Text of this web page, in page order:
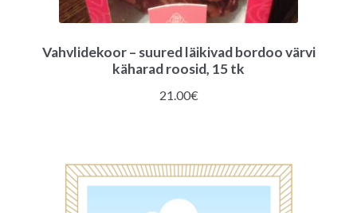
Vahvlidekoor – suured läikivad bordoo värvi
käharad roosid, 15 tk
21.00€